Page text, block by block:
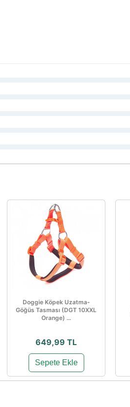
Doggie Köpek Uzatma-
Göğüs Tasması (DGT 10XXL
Orange) ...
649,99 TL
Sepete Ekle